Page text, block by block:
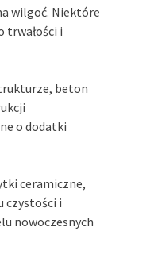
wilgoć. Niektóre
trwałości i
beton
o dodatki
ceramiczne,
czystości i
nowoczesnych